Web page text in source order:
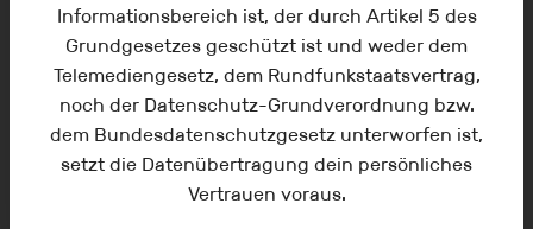
Informationsbereich ist, der durch Artikel 5 des
Grundgesetzes geschützt ist und weder dem
Telemediengesetz, dem Rundfunkstaatsvertrag,
noch der Datenschutz-Grundverordnung bzw.
dem Bundesdatenschutzgesetz unterworfen ist,
setzt die Datenübertragung dein persönliches
Vertrauen voraus.
Rundfunkabgabe rechts- und
verfassungswidrig bleibt. Die Streitschrift
unternimmt den Versuch nachzuweisen,
dass die Rundfunkabgabe, was ihre
Erhebung angeht, nach wie vor keine
verwaltungsrechtliche Grundlage hat, und
was die gesetzliche Grundlage selbst